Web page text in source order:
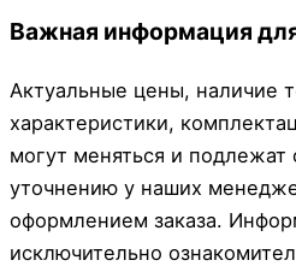
Важная информация
Актуальные цены, наличие
характеристики,
могут меняться и подлежат
уточнению у наших
оформлением заказа.
исключительно